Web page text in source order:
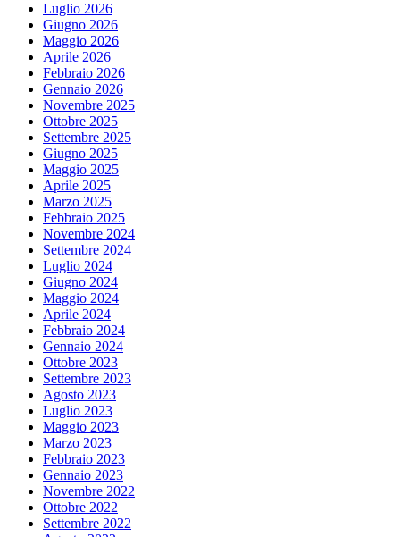
Luglio 2026
Giugno 2026
Maggio 2026
Aprile 2026
Febbraio 2026
Gennaio 2026
Novembre 2025
Ottobre 2025
Settembre 2025
Giugno 2025
Maggio 2025
Aprile 2025
Marzo 2025
Febbraio 2025
Novembre 2024
Settembre 2024
Luglio 2024
Giugno 2024
Maggio 2024
Aprile 2024
Febbraio 2024
Gennaio 2024
Ottobre 2023
Settembre 2023
Agosto 2023
Luglio 2023
Maggio 2023
Marzo 2023
Febbraio 2023
Gennaio 2023
Novembre 2022
Ottobre 2022
Settembre 2022